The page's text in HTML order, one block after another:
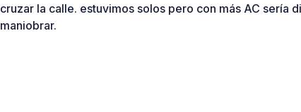
cruzar la calle. estuvimos solos pero con más AC sería
maniobrar.